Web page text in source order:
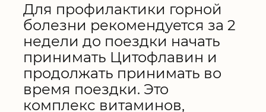
Для профилактики горной
болезни рекомендуется за 2
недели до поездки начать
принимать Цитофлавин и
продолжать принимать во
время поездки. Это
комплекс витаминов,